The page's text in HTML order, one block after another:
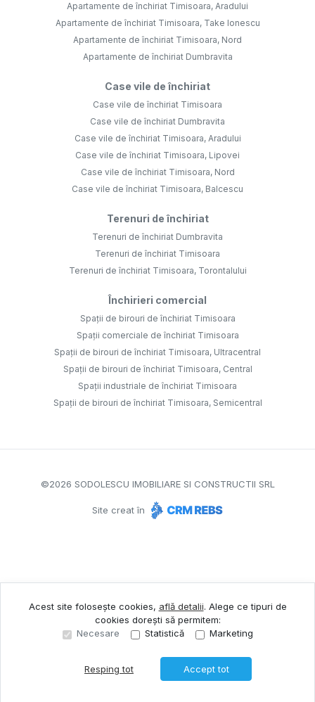
Apartamente de închiriat Timisoara, Aradului
Apartamente de închiriat Timisoara, Take Ionescu
Apartamente de închiriat Timisoara, Nord
Apartamente de închiriat Dumbravita
Case vile de închiriat
Case vile de închiriat Timisoara
Case vile de închiriat Dumbravita
Case vile de închiriat Timisoara, Aradului
Case vile de închiriat Timisoara, Lipovei
Case vile de închiriat Timisoara, Nord
Case vile de închiriat Timisoara, Balcescu
Terenuri de închiriat
Terenuri de închiriat Dumbravita
Terenuri de închiriat Timisoara
Terenuri de închiriat Timisoara, Torontalului
Închirieri comercial
Spații de birouri de închiriat Timisoara
Spații comerciale de închiriat Timisoara
Spații de birouri de închiriat Timisoara, Ultracentral
Spații de birouri de închiriat Timisoara, Central
Spații industriale de închiriat Timisoara
Spații de birouri de închiriat Timisoara, Semicentral
©2026 SODOLESCU IMOBILIARE SI CONSTRUCTII SRL
Site creat în
Acest site folosește cookies, află detalii. Alege ce tipuri de
cookies dorești să permitem:
Necesare
Statistică Marketing
Resping tot Accept tot